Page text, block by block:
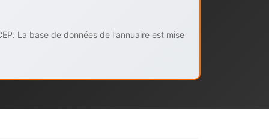
La base de données de l'annuaire est mise